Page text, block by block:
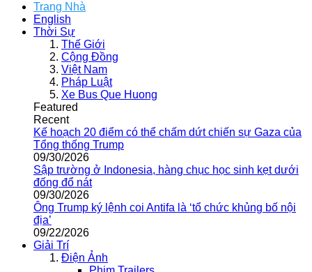
Trang Nhà
English
Thời Sự
Thế Giới
Cộng Đồng
Việt Nam
Pháp Luật
Xe Bus Que Huong
Featured
Recent
Kế hoạch 20 điểm có thể chấm dứt chiến sự Gaza của
Tổng thống Trump
09/30/2026
Sập trường ở Indonesia, hàng chục học sinh kẹt dưới
đống đổ nát
09/30/2026
Ông Trump ký lệnh coi Antifa là ‘tổ chức khủng bố nội
địa’
09/22/2026
Giải Trí
Điện Ảnh